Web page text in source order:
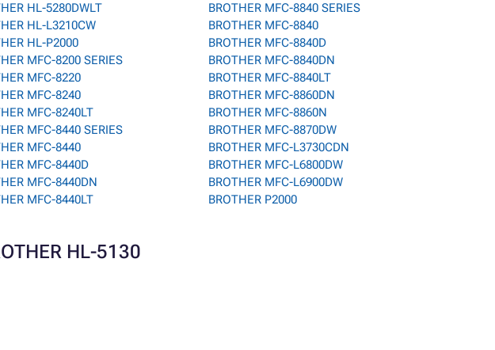
HL-5280DWLT
HL-L3210CW
HL-P2000
MFC-8200 SERIES
MFC-8220
MFC-8240
MFC-8240LT
MFC-8440 SERIES
MFC-8440
MFC-8440D
MFC-8440DN
MFC-8440LT
BROTHER MFC-8840 SERIES
BROTHER MFC-8840
BROTHER MFC-8840D
BROTHER MFC-8840DN
BROTHER MFC-8840LT
BROTHER MFC-8860DN
BROTHER MFC-8860N
BROTHER MFC-8870DW
BROTHER MFC-L3730CDN
BROTHER MFC-L6800DW
BROTHER MFC-L6900DW
BROTHER P2000
HL-5130